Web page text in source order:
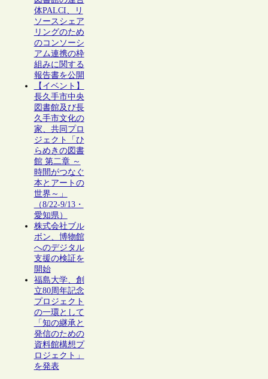
体PALCI、リ
ソースシェア
リングのため
のコンソーシ
アム連携の枠
組みに関する
報告書を公開
【イベント】
長久手市中央
図書館及び長
久手市文化の
家、共同プロ
ジェクト「ひ
らめきの図書
館 第二章 ～
時間がつなぐ
本とアートの
世界～」
（8/22-9/13・
愛知県）
株式会社ブル
ボン、博物館
へのデジタル
支援の検証を
開始
福島大学、創
立80周年記念
プロジェクト
の一環として
「知の継承と
発信のための
資料館構想プ
ロジェクト」
を発表